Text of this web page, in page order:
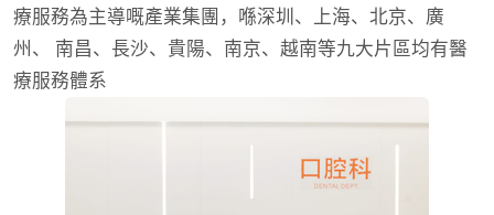
療服務為主導嘅產業集團，喺深圳、上海、北京、廣
州、 南昌、長沙、貴陽、南京、越南等九大片區均有醫
療服務體系